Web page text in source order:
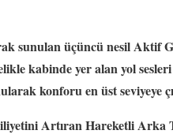
sunulan üçüncü nesil Aktif
kabinde yer alan yol
konforu en üst seviyeye
Artıran Hareketli Arka